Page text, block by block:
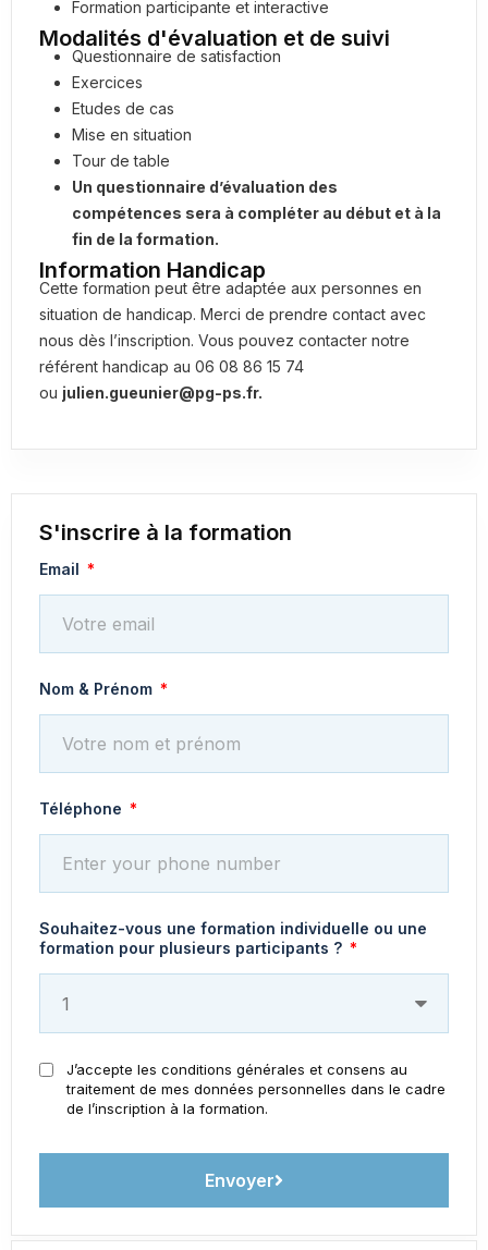
Formation participante et interactive
Modalités d'évaluation et de suivi
Questionnaire de satisfaction
Exercices
Etudes de cas
Mise en situation
Tour de table
Un questionnaire d’évaluation des
compétences sera à compléter au début et à la
fin de la formation.
Information Handicap
Cette formation peut être adaptée aux personnes en
situation de handicap. Merci de prendre contact avec
nous dès l’inscription. Vous pouvez contacter notre
référent handicap au 06 08 86 15 74
ou julien.gueunier@pg-ps.fr.
S'inscrire à la formation
Email
Nom & Prénom
Téléphone
Souhaitez-vous une formation individuelle ou une
formation pour plusieurs participants ?
J’accepte les conditions générales et consens au
traitement de mes données personnelles dans le cadre
de l’inscription à la formation.
Envoyer